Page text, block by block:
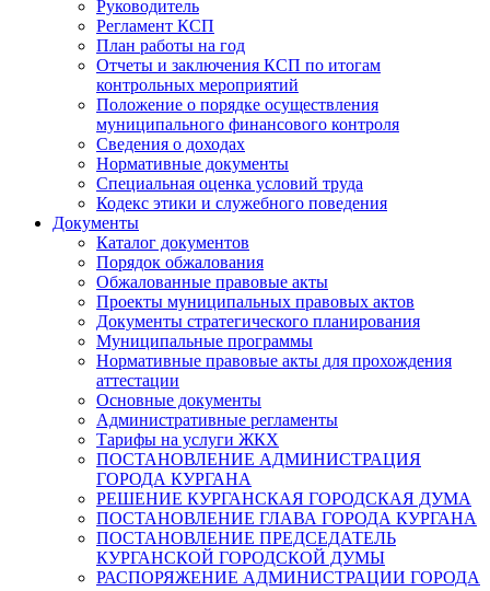
Руководитель
Регламент КСП
План работы на год
Отчеты и заключения КСП по итогам
контрольных мероприятий
Положение о порядке осуществления
муниципального финансового контроля
Сведения о доходах
Нормативные документы
Специальная оценка условий труда
Кодекс этики и служебного поведения
Документы
Каталог документов
Порядок обжалования
Обжалованные правовые акты
Проекты муниципальных правовых актов
Документы стратегического планирования
Муниципальные программы
Нормативные правовые акты для прохождения
аттестации
Основные документы
Административные регламенты
Тарифы на услуги ЖКХ
ПОСТАНОВЛЕНИЕ АДМИНИСТРАЦИЯ
ГОРОДА КУРГАНА
РЕШЕНИЕ КУРГАНСКАЯ ГОРОДСКАЯ ДУМА
ПОСТАНОВЛЕНИЕ ГЛАВА ГОРОДА КУРГАНА
ПОСТАНОВЛЕНИЕ ПРЕДСЕДАТЕЛЬ
КУРГАНСКОЙ ГОРОДСКОЙ ДУМЫ
РАСПОРЯЖЕНИЕ АДМИНИСТРАЦИИ ГОРОДА